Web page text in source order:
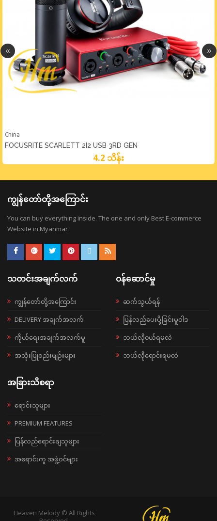
China
FOCUSRITE SCARLETT 2I2 USB 3RD GEN
4.2 သိန်း
ကျွန်တော်တို့အကြောင်း
You can buy everything inside. The one and only Best E-commerce
Website in Myanmar
သတင်းအချက်လက်
ကျွန်တော်တို့အကြောင်း
DELIVERY အချက်အလက်
ကိုယ်ရေးအချက်အလက်မူ
အသုံးပြုစည်းမျဉ်းများ
ဝန်ဆောင်မှု
ဆက်သွယ်ရန်
ပြန်လည်ပေးပို့ခြင်းမူဝါဒ
ဘယ်လို၀ယ်ရမလဲ
ဘယ်လိုရောင်းရမလဲ
အခြားသိစရာ
ရောင်းသူများ
PREMIUM FEATURES
ပြန်လည်ရောင်းချသူများ
အရောင်းကူ အဖွဲ့ဝင်များ
Heaven Melody © All Rights